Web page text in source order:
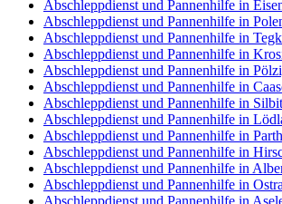
Abschleppdienst und Pannenhilfe in
Abschleppdienst und Pannenhilfe in
Abschleppdienst und Pannenhilfe in
Abschleppdienst und Pannenhilfe in
Abschleppdienst und Pannenhilfe in
Abschleppdienst und Pannenhilfe in
Abschleppdienst und Pannenhilfe in
Abschleppdienst und Pannenhilfe in
Abschleppdienst und Pannenhilfe in
Abschleppdienst und Pannenhilfe in
Abschleppdienst und Pannenhilfe in
Abschleppdienst und Pannenhilfe in